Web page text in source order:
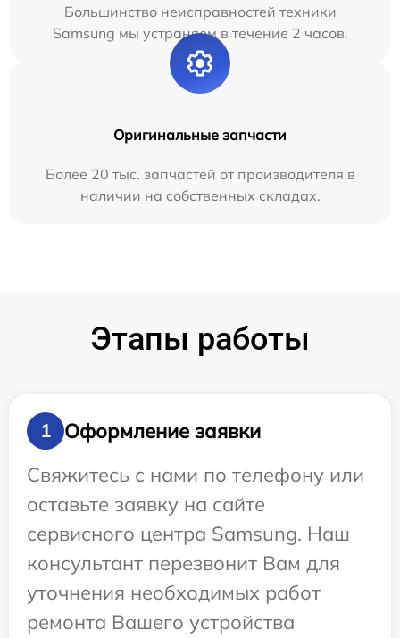
Большинство неисправностей техники
Samsung мы устраняем в течение 2 часов.
Оригинальные запчасти
Более 20 тыс. запчастей от производителя в
наличии на собственных складах.
Этапы работы
1
Оформление заявки
Свяжитесь с нами по телефону или
оставьте заявку на сайте
сервисного центра Samsung. Наш
консультант перезвонит Вам для
уточнения необходимых работ
ремонта Вашего устройства